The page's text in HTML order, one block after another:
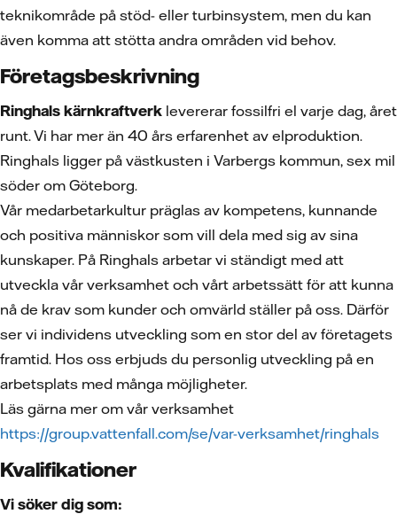
teknikområde på stöd- eller turbinsystem, men du kan
även komma att stötta andra områden vid behov.
Företagsbeskrivning
Ringhals kärnkraftverk levererar fossilfri el varje dag, året
runt. Vi har mer än 40 års erfarenhet av elproduktion.
Ringhals ligger på västkusten i Varbergs kommun, sex mil
söder om Göteborg.
Vår medarbetarkultur präglas av kompetens, kunnande
och positiva människor som vill dela med sig av sina
kunskaper. På Ringhals arbetar vi ständigt med att
utveckla vår verksamhet och vårt arbetssätt för att kunna
nå de krav som kunder och omvärld ställer på oss. Därför
ser vi individens utveckling som en stor del av företagets
framtid. Hos oss erbjuds du personlig utveckling på en
arbetsplats med många möjligheter.
Läs gärna mer om vår verksamhet
https://group.vattenfall.com/se/var-verksamhet/ringhals
Kvalifikationer
Vi söker dig som: